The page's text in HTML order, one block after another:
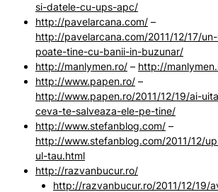
si-datele-cu-ups-apc/
http://pavelarcana.com/ –
http://pavelarcana.com/2011/12/17/
poate-tine-cu-banii-in-buzunar/
http://manlymen.ro/ – http://
http://www.papen.ro/ –
http://www.papen.ro/2011/12/19/ai-
ceva-te-salveaza-ele-pe-tine/
http://www.stefanblog.com/ –
http://www.stefanblog.com/2011/12/
ul-tau.html
http://razvanbucur.ro/
http://razvanbucur.ro/2011/12/19/